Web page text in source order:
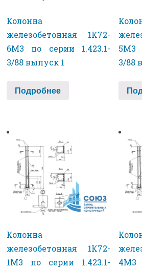
Колонна
железобетонная 1К72-
6М3 по серии 1.423.1-
3/88 выпуск 1
Подробнее
5М3
3/88
Колонна
железобетонная 1К72-
1М3 по серии 1.423.1-
4М3